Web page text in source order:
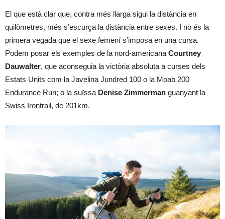
El que està clar que, contra més llarga sigui la distància en
quilòmetres, més s’escurça la distància entre sexes. I no és la
primera vegada que el sexe femení s’imposa en una cursa.
Podem posar els exemples de la nord-americana Courtney
Dauwalter, que aconseguia la victòria absoluta a curses dels
Estats Units com la Javelina Jundred 100 o la Moab 200
Endurance Run; o la suïssa Denise Zimmerman guanyant la
Swiss Irontrail, de 201km.